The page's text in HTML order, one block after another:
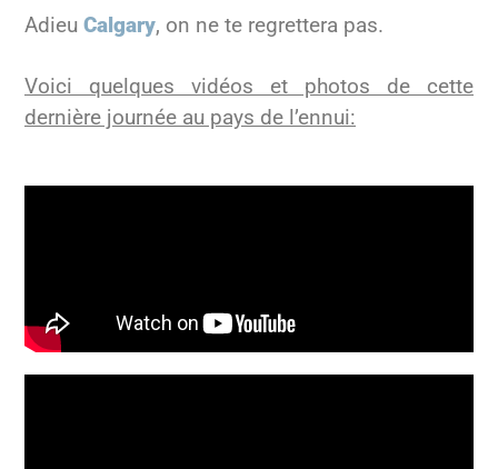
Adieu Calgary, on ne te regrettera pas.
Voici quelques vidéos et photos de cette
dernière journée au pays de l’ennui: